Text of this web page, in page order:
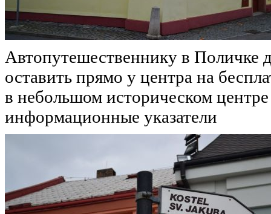
Автопутешественнику в
оставить прямо у центра на
в небольшом историческом
информационные указатели